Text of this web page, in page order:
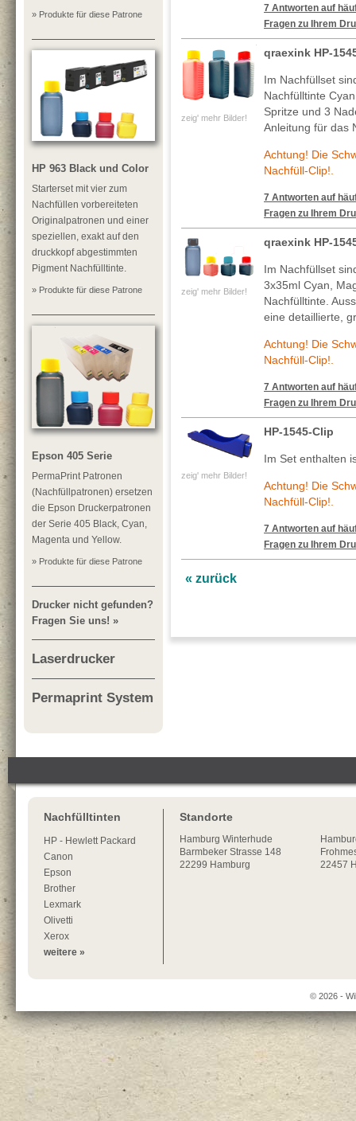
» Produkte für diese Patrone
HP 963 Black und Color
Starterset mit vier zum
Nachfüllen vorbereiteten
Originalpatronen und einer
speziellen, exakt auf den
druckkopf abgestimmten
Pigment Nachfülltinte.
» Produkte für diese Patrone
Epson 405 Serie
PermaPrint Patronen
(Nachfüllpatronen) ersetzen
die Epson Druckerpatronen
der Serie 405 Black, Cyan,
Magenta und Yellow.
» Produkte für diese Patrone
Drucker nicht gefunden?
Fragen Sie uns! »
Laserdrucker
Permaprint System
7 Antworten auf
Fragen zu Ihrem
zeig' mehr Bilder!
qraexink HP-
Im Nachfüllset
Nachfülltinte
Spritze und 3
Anleitung für das
Achtung! Die
Nachfüll-Clip!.
7 Antworten auf
Fragen zu Ihrem
zeig' mehr Bilder!
qraexink HP-
Im Nachfüllset
3x35ml Cyan,
Nachfülltinte.
eine detaillierte,
Achtung! Die
Nachfüll-Clip!.
7 Antworten auf
Fragen zu Ihrem
zeig' mehr Bilder!
HP-1545-Clip
Im Set enthalten
Achtung! Die
Nachfüll-Clip!.
7 Antworten auf
Fragen zu Ihrem
« zurück
Nachfülltinten
HP - Hewlett Packard
Canon
Epson
Brother
Lexmark
Olivetti
Xerox
weitere »
Standorte
Hamburg Winterhude
Barmbeker Strasse 148
22299 Hamburg
22457
© 2026 -